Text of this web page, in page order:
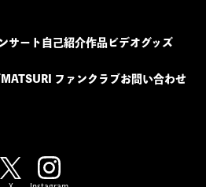
サート 自己紹介作品ビデオグッズ
MATSURI ファンクラブお問い合わせ